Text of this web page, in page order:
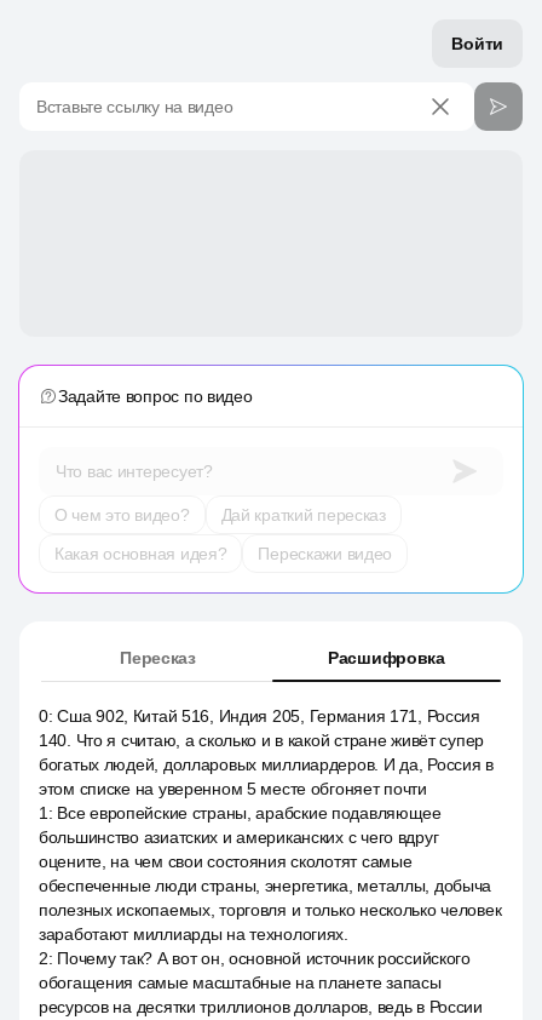
Войти
Вставьте ссылку на видео
Задайте вопрос по видео
Что вас интересует?
О чем это видео?
Дай краткий пересказ
Какая основная идея?
Перескажи видео
Пересказ Расшифровка
0:Сша 902, Китай 516, Индия 205, Германия 171, Россия
140. Что я считаю, а сколько и в какой стране живёт супер
богатых людей, долларовых миллиардеров. И да, Россия в
этом списке на уверенном 5 месте обгоняет почти
1 : Все европейские страны, арабские подавляющее
большинство азиатских и американских с чего вдруг
оцените, на чем свои состояния сколотят самые
обеспеченные люди страны, энергетика, металлы, добыча
полезных ископаемых, торговля и только несколько человек
заработают миллиарды на технологиях.
2: Почему так? А вот он, основной источник российского
обогащения самые масштабные на планете запасы
ресурсов на десятки триллионов долларов, ведь в России